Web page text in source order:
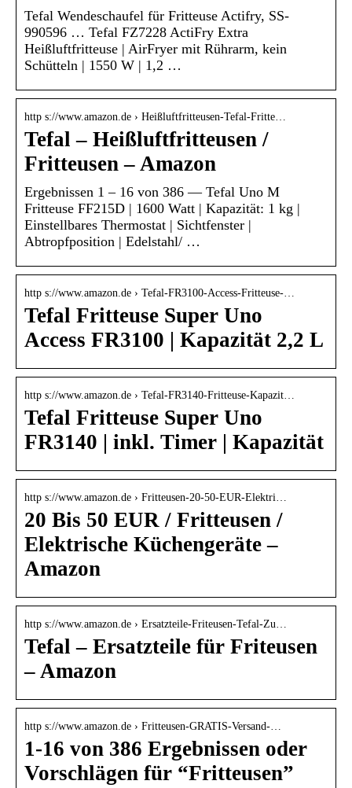
Tefal Wendeschaufel für Fritteuse Actifry, SS-
990596 … Tefal FZ7228 ActiFry Extra
Heißluftfritteuse | AirFryer mit Rührarm, kein
Schütteln | 1550 W | 1,2 …
http s://www.amazon.de › Heißluftfritteusen-Tefal-Fritte…
Tefal – Heißluftfritteusen /
Fritteusen – Amazon
Ergebnissen 1 – 16 von 386 — Tefal Uno M
Fritteuse FF215D | 1600 Watt | Kapazität: 1 kg |
Einstellbares Thermostat | Sichtfenster |
Abtropfposition | Edelstahl/ …
http s://www.amazon.de › Tefal-FR3100-Access-Fritteuse-…
Tefal Fritteuse Super Uno
Access FR3100 | Kapazität 2,2 L
http s://www.amazon.de › Tefal-FR3140-Fritteuse-Kapazit…
Tefal Fritteuse Super Uno
FR3140 | inkl. Timer | Kapazität
http s://www.amazon.de › Fritteusen-20-50-EUR-Elektri…
20 Bis 50 EUR / Fritteusen /
Elektrische Küchengeräte –
Amazon
http s://www.amazon.de › Ersatzteile-Friteusen-Tefal-Zu…
Tefal – Ersatzteile für Friteusen
– Amazon
http s://www.amazon.de › Fritteusen-GRATIS-Versand-…
1-16 von 386 Ergebnissen oder
Vorschlägen für “Fritteusen”